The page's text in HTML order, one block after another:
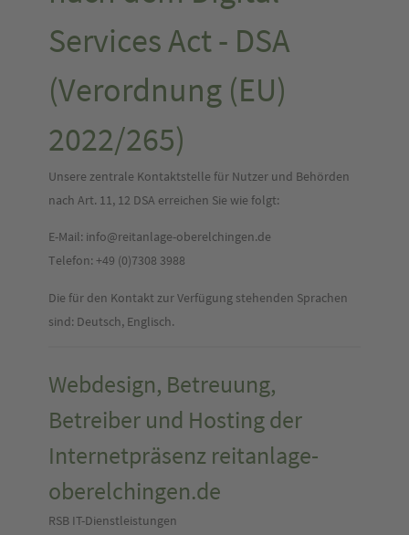
Services Act - DSA
(Verordnung (EU)
2022/265)
Unsere zentrale Kontaktstelle für Nutzer und Behörden
nach Art. 11, 12 DSA erreichen Sie wie folgt:
E-Mail: ​info@reitanlage-oberelchingen.de
Telefon: +49 (0)7308 3988
Die für den Kontakt zur Verfügung stehenden Sprachen
sind: Deutsch, Englisch.
Webdesign, Betreuung,
Betreiber und Hosting der
Internetpräsenz reitanlage-
oberelchingen.de
RSB IT-Dienstleistungen